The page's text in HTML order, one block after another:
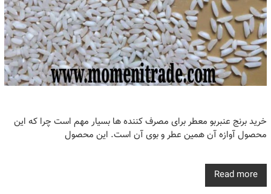
خرید برنج عنبربو معطر برای مصرف کننده ها بسیار مهم است چرا که این
محصول آوازه آن همین عطر و بوی آن است. این محصول
Read more